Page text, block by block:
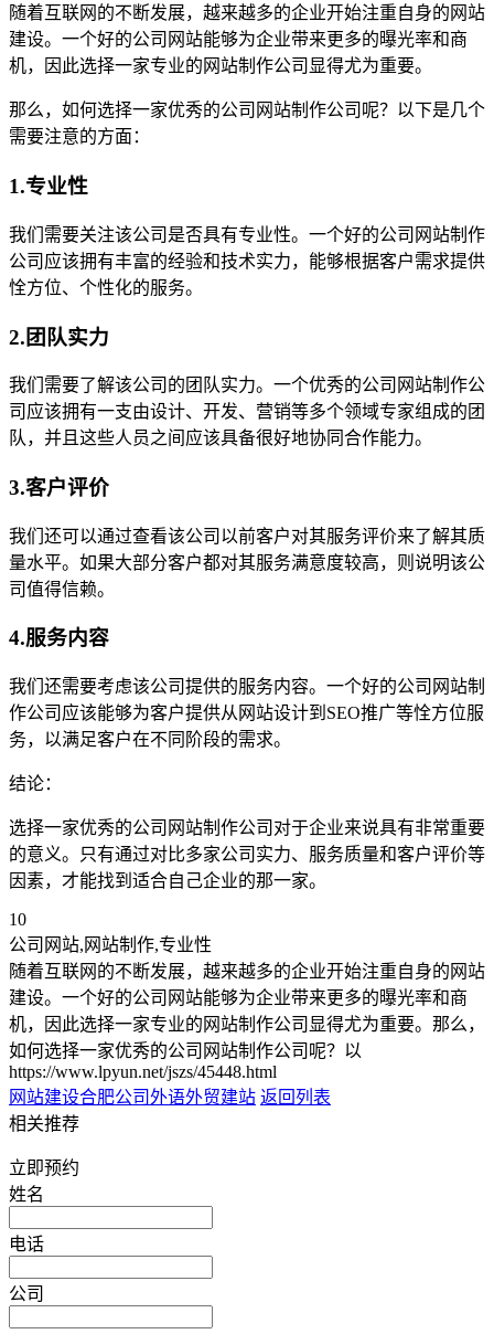
随着互联网的不断发展，越来越多的企业开始注重自身的网站
建设。一个好的公司网站能够为企业带来更多的曝光率和商
机，因此选择一家专业的网站制作公司显得尤为重要。
那么，如何选择一家优秀的公司网站制作公司呢？以下是几个
需要注意的方面：
1.专业性
我们需要关注该公司是否具有专业性。一个好的公司网站制作
公司应该拥有丰富的经验和技术实力，能够根据客户需求提供
恮方位、个性化的服务。
2.团队实力
我们需要了解该公司的团队实力。一个优秀的公司网站制作公
司应该拥有一支由设计、开发、营销等多个领域专家组成的团
队，并且这些人员之间应该具备很好地协同合作能力。
3.客户评价
我们还可以通过查看该公司以前客户对其服务评价来了解其质
量水平。如果大部分客户都对其服务满意度较高，则说明该公
司值得信赖。
4.服务内容
我们还需要考虑该公司提供的服务内容。一个好的公司网站制
作公司应该能够为客户提供从网站设计到SEO推广等恮方位服
务，以满足客户在不同阶段的需求。
结论：
选择一家优秀的公司网站制作公司对于企业来说具有非常重要
的意义。只有通过对比多家公司实力、服务质量和客户评价等
因素，才能找到适合自己企业的那一家。
10
公司网站,网站制作,专业性
随着互联网的不断发展，越来越多的企业开始注重自身的网站
建设。一个好的公司网站能够为企业带来更多的曝光率和商
机，因此选择一家专业的网站制作公司显得尤为重要。那么，
如何选择一家优秀的公司网站制作公司呢？以
https://www.lpyun.net/jszs/45448.html
网站建设合肥公司外语外贸建站 返回列表
相关推荐
立即预约
姓名
电话
公司